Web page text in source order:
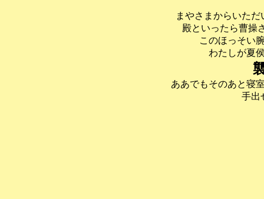
まやさまからいた
殿といったら曹操
このほっそい
わたしが夏
ああでもそのあと寝
手出